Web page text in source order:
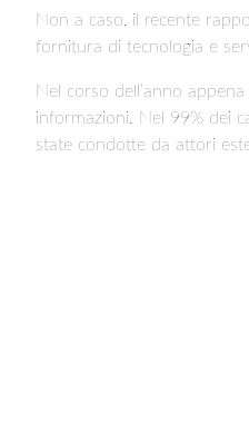
Non a caso, il recente
fornitura di tecnologia e
Nel corso dell’anno
informazioni. Nel 99% dei
state condotte da attori